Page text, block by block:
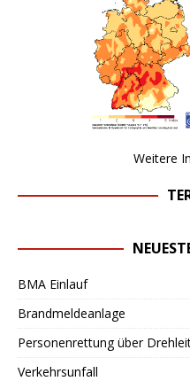
Weitere
BMA Einlauf
Brandmeldeanlage
Personenrettung über
Verkehrsunfall